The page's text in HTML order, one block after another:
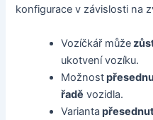
konfigurace v závislosti na
Vozíčkář může
ukotvení vozíku.
Možnost
řadě vozidla.
Varianta